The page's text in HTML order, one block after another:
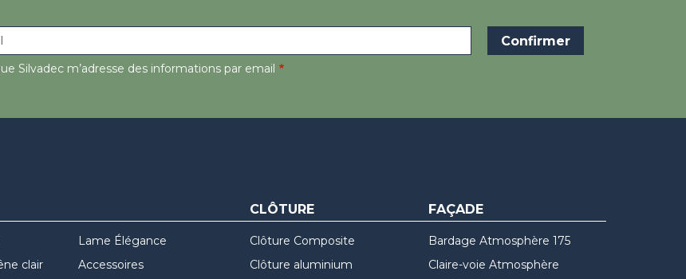
Silvadec m’adresse des informations par email
clair
Lame Élégance
Accessoires
CLÔTURE
Clôture Composite
Clôture aluminium
FAÇADE
Bardage Atmosphère 175
Claire-voie Atmosphère